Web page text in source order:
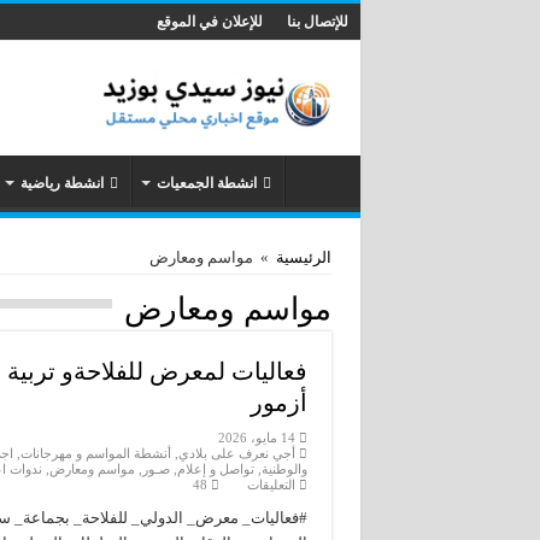
للإتصال بنا للإعلان في الموقع
انشطة الجمعيات انشطة رياضية
الرئيسية » مواسم ومعارض
مواسم ومعارض
فعاليات لمعرض للفلاحةو
أزمور
14 مايو، 2026
أجي نعرف على بلادي
أنشطة المواسم و مهرجانات
والوطنية ,تواصل و إعلام ,صـور مواسم ومعارض ندوات
التعليقات
لمعرض
للفلاحةو
48
#فعاليات_ معرض_ الدولي_ للفلاحة_